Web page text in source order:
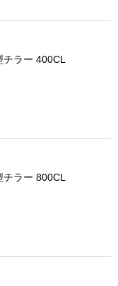
ラー 400CL
ラー 800CL